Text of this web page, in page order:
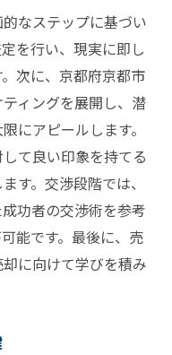
なステップに基づい
を行い、現実に即し
次に、京都府京都市
ィングを展開し、潜
にアピールします。
て良い印象を持てる
す。交渉段階では、
功者の交渉術を参考
能です。最後に、売
に向けて学びを積み